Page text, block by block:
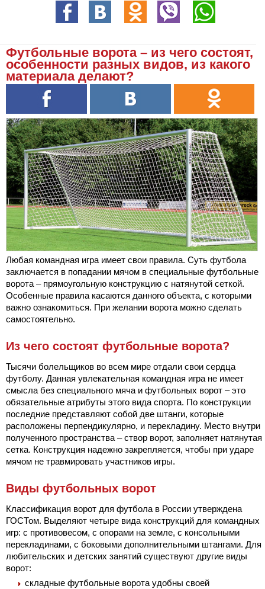
Футбольные ворота – из чего состоят,
особенности разных видов, из какого
материала делают?
Любая командная игра имеет свои правила. Суть футбола
заключается в попадании мячом в специальные футбольные
ворота – прямоугольную конструкцию с натянутой сеткой.
Особенные правила касаются данного объекта, с которыми
важно ознакомиться. При желании ворота можно сделать
самостоятельно.
Из чего состоят футбольные ворота?
Тысячи болельщиков во всем мире отдали свои сердца
футболу. Данная увлекательная командная игра не имеет
смысла без специального мяча и футбольных ворот – это
обязательные атрибуты этого вида спорта. По конструкции
последние представляют собой две штанги, которые
расположены перпендикулярно, и перекладину. Место внутри
полученного пространства – створ ворот, заполняет натянутая
сетка. Конструкция надежно закрепляется, чтобы при ударе
мячом не травмировать участников игры.
Виды футбольных ворот
Классификация ворот для футбола в России утверждена
ГОСТом. Выделяют четыре вида конструкций для командных
игр: с противовесом, с опорами на земле, с консольными
перекладинами, с боковыми дополнительными штангами. Для
любительских и детских занятий существуют другие виды
ворот:
складные футбольные ворота удобны своей